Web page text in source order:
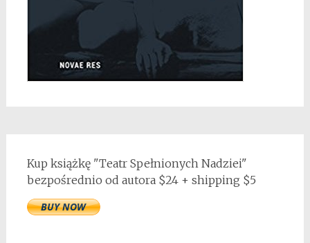
Kup książkę "Teatr Spełnionych Nadziei"
bezpośrednio od autora $24 + shipping $5